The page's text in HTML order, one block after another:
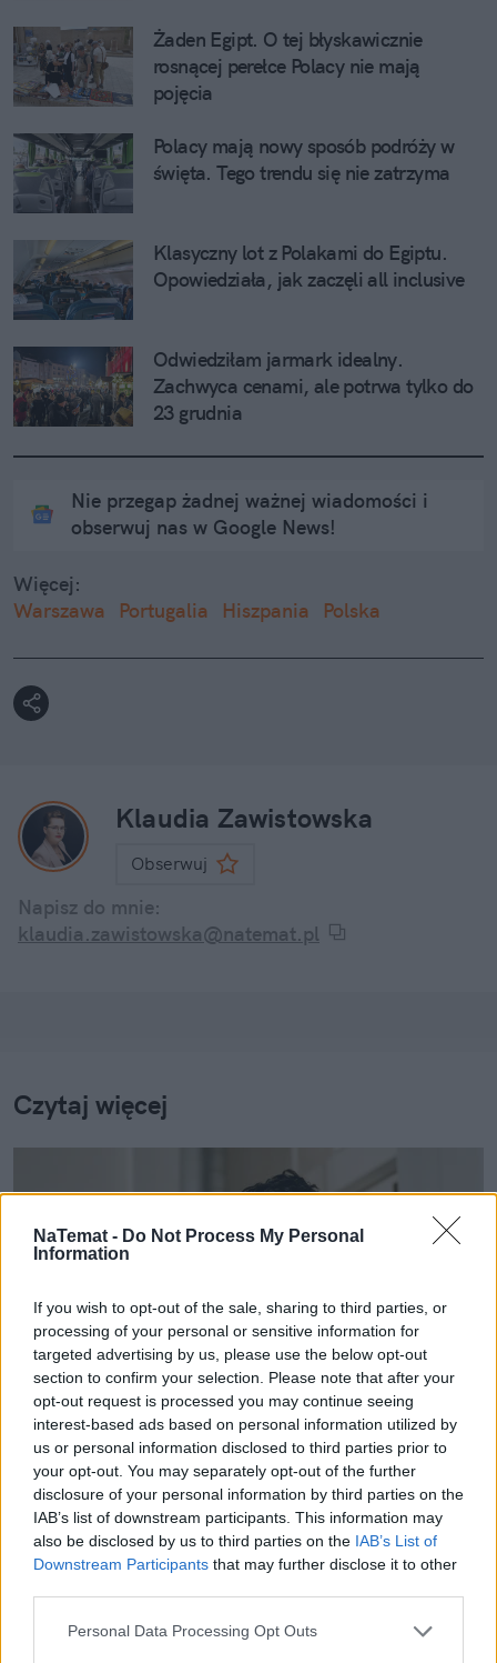
NaTemat - Do Not Process My Personal
Information
If you wish to opt-out of the sale, sharing to third parties, or
processing of your personal or sensitive information for
targeted advertising by us, please use the below opt-out
section to confirm your selection. Please note that after your
opt-out request is processed you may continue seeing
interest-based ads based on personal information utilized by
us or personal information disclosed to third parties prior to
your opt-out. You may separately opt-out of the further
disclosure of your personal information by third parties on the
IAB’s list of downstream participants. This information may
also be disclosed by us to third parties on the IAB’s List of
Downstream Participants that may further disclose it to other
Personal Data Processing Opt Outs
Żaden Egipt. O tej błyskawicznie
rosnącej perełce Polacy nie mają
pojęcia
Polacy mają nowy sposób podróży w
święta. Tego trendu się nie zatrzyma
Klasyczny lot z Polakami do Egiptu.
Opowiedziała, jak zaczęli all inclusive
Odwiedziłam jarmark idealny.
Zachwyca cenami, ale potrwa tylko do
23 grudnia
Nie przegap żadnej ważnej wiadomości i
obserwuj nas w Google News!
Więcej:
Warszawa
Portugalia Hiszpania Polska
Klaudia Zawistowska
Obserwuj
Napisz do mnie:
klaudia.zawistowska@natemat.pl
Czytaj więcej
Orange znów na czele. Powody, dla
których tyle osób przenosi do niego
numery
Ponad 360 000 numerów przeniesiono w II kwartale
2026 roku w sieciach mobilnych. Jak podaje UKE,
kolejny znalazł się na pierwszym miejscu